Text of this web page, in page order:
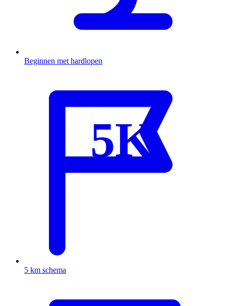
Beginnen met hardlopen
5K
5 km schema